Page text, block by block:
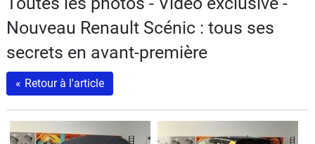
Essais
Guide
d'achat
Electriques
Utilitaires
Nouveau Renault Scénic : tous ses
secrets en avant-première
« Retour à l'article